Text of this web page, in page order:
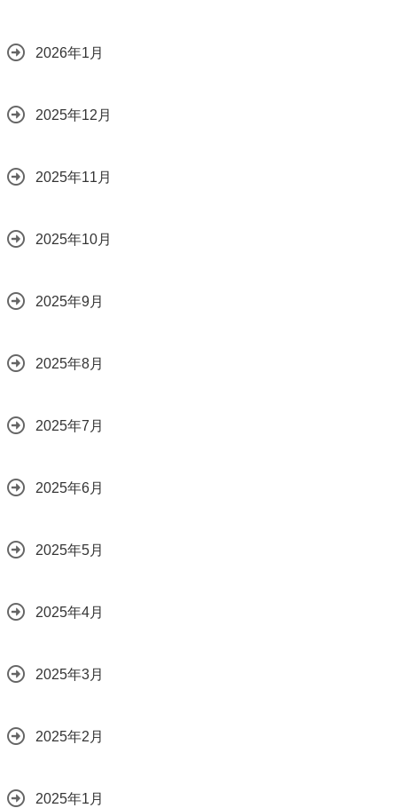
2026年1月
2025年12月
2025年11月
2025年10月
2025年9月
2025年8月
2025年7月
2025年6月
2025年5月
2025年4月
2025年3月
2025年2月
2025年1月